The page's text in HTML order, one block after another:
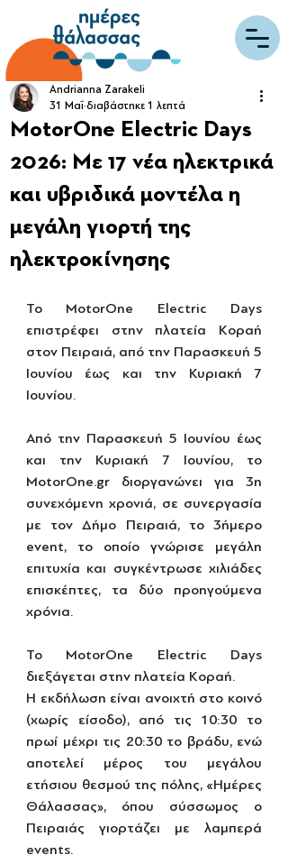
MotorOne Electric Days
2026: Με 17 νέα ηλεκτρικά
και υβριδικά μοντέλα η
μεγάλη γιορτή της
ηλεκτροκίνησης
Andrianna Zarakeli
31 Μαΐ διαβάστηκε 1 λεπτά
Το MotorOne Electric Days
επιστρέφει στην πλατεία Κοραή
στον Πειραιά, από την Παρασκευή 5
Ιουνίου έως και την Κυριακή 7
Ιουνίου.
Από την Παρασκευή 5 Ιουνίου έως
MotorOne.gr διοργανώνει για 3η
συνεχόμενη χρονιά, σε συνεργασία
με τον Δήμο Πειραιά, το 3ήμερο
event, το οποίο γνώρισε μεγάλη
επιτυχία και συγκέντρωσε χιλιάδες
επισκέπτες, τα δύο προηγούμενα
χρόνια.
Το MotorOne Electric Days
διεξάγεται στην πλατεία Κοραή.
Η εκδήλωση είναι ανοιχτή στο κοινό
(χωρίς είσοδο), από τις 10:30 το
πρωί μέχρι τις 20:30 το βράδυ, ενώ
αποτελεί μέρος του μεγάλου
ετήσιου θεσμού της πόλης, «Ημέρες
Θάλασσας», όπου σύσσωμος ο
Πειραιάς γιορτάζει με λαμπερά
events.